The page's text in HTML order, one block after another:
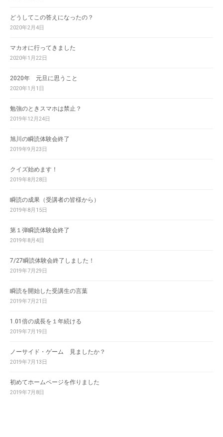
どうしてこの答えになったの？
2020年2月4日
マカオに行ってきました
2020年1月22日
2020年 元旦に思うこと
2020年1月1日
勉強のときスマホは禁止？
2019年12月24日
旭川の瞬読体験会終了
2019年9月23日
クイズ始めます！
2019年8月28日
瞬読の成果（受講者の皆様から）
2019年8月15日
第１弾瞬読体験会終了
2019年8月4日
7/27瞬読体験会終了しました！
2019年7月29日
瞬読を開始した受講生の言葉
2019年7月21日
1.01倍の成長を１年続ける
2019年7月19日
ノーサイド・ゲーム 見ましたか？
2019年7月13日
初めてホームページを作りました
2019年7月8日